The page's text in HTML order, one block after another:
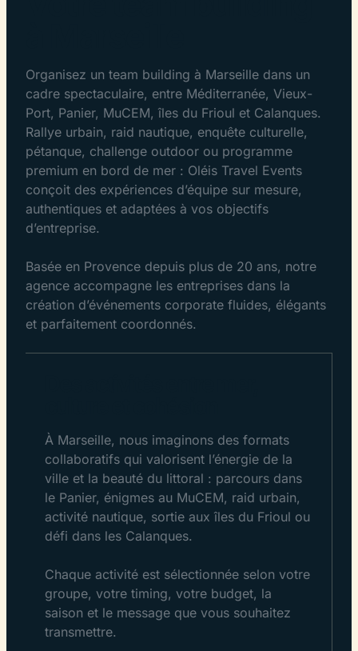
Organisez un team building à Marseille dans un
cadre spectaculaire, entre Méditerranée, Vieux-
Port, Panier, MuCEM, îles du Frioul et Calanques.
Rallye urbain, raid nautique, enquête culturelle,
pétanque, challenge outdoor ou programme
premium en bord de mer : Oléis Travel Events
conçoit des expériences d’équipe sur mesure,
authentiques et adaptées à vos objectifs
d’entreprise.
Basée en Provence depuis plus de 20 ans, notre
agence accompagne les entreprises dans la
création d’événements corporate fluides, élégants
et parfaitement coordonnés.
À Marseille, nous imaginons des formats
collaboratifs qui valorisent l’énergie de la
ville et la beauté du littoral : parcours dans
le Panier, énigmes au MuCEM, raid urbain,
activité nautique, sortie aux îles du Frioul ou
défi dans les Calanques.
Chaque activité est sélectionnée selon votre
groupe, votre timing, votre budget, la
saison et le message que vous souhaitez
transmettre.